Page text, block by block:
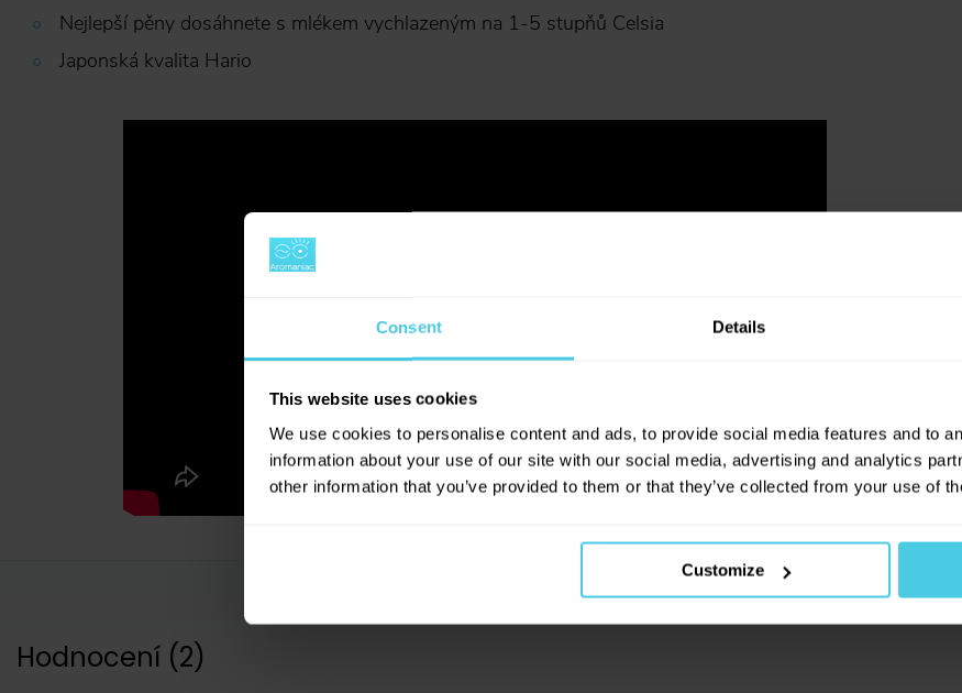
Consent Details
This website uses cookies
We use cookies to personalise content and ads, to provide social media features and to
information about your use of our site with our social media, advertising and analytics
other information that you’ve provided to them or that they’ve collected from your use of
Customize
Nejlepší pěny dosáhnete s mlékem vychlazeným na 1-5 stupňů Celsia
Japonská kvalita Hario
Hodnocení (2)